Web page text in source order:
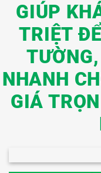
GIÚP
TRIỆT
NHANH
GIÁ